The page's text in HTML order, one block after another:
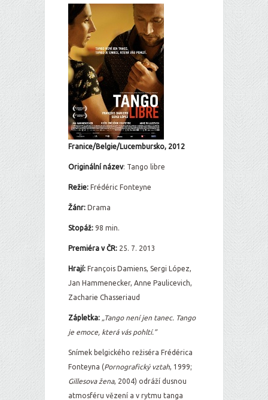
Franice/Belgie/Lucembursko, 2012
Originální název: Tango libre
Režie: Frédéric Fonteyne
Žánr: Drama
Stopáž: 98 min.
Premiéra v ČR: 25. 7. 2013
Hrají: François Damiens, Sergi López,
Jan Hammenecker, Anne Paulicevich,
Zacharie Chasseriaud
Zápletka: „Tango není jen tanec. Tango
je emoce, která vás pohltí.”
Snímek belgického režiséra Frédérica
Fonteyna (Pornografický vztah, 1999;
Gillesova žena, 2004) odráží dusnou
atmosféru vězení a v rytmu tanga